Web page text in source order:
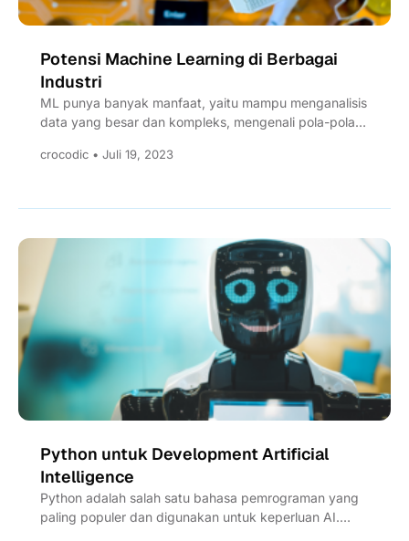
Potensi Machine Learning di Berbagai
Industri
ML punya banyak manfaat, yaitu mampu menganalisis
data yang besar dan kompleks, mengenali pola-pola
crocodic • Juli 19, 2023
Python untuk Development Artificial
Intelligence
Python adalah salah satu bahasa pemrograman yang
paling populer dan digunakan untuk keperluan AI.